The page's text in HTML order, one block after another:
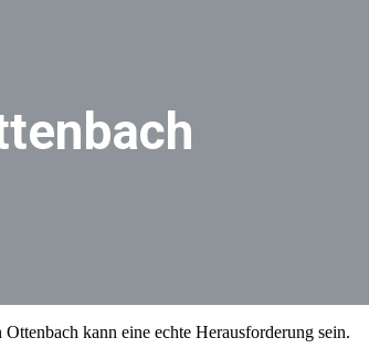
kann eine echte Herausforderung sein.